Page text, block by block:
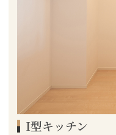
I型キッチン